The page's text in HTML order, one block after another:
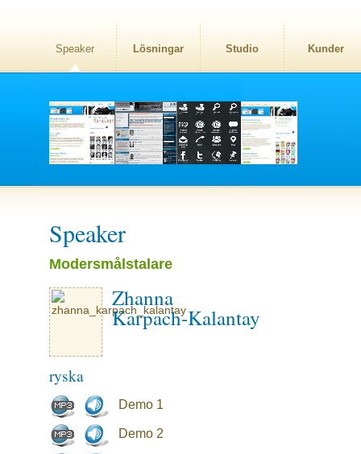
Speaker Lösningar Studio Kunder
Speaker
Modersmålstalare
Zhanna
Karpach-Kalantay
ryska
Demo 1
Demo 2